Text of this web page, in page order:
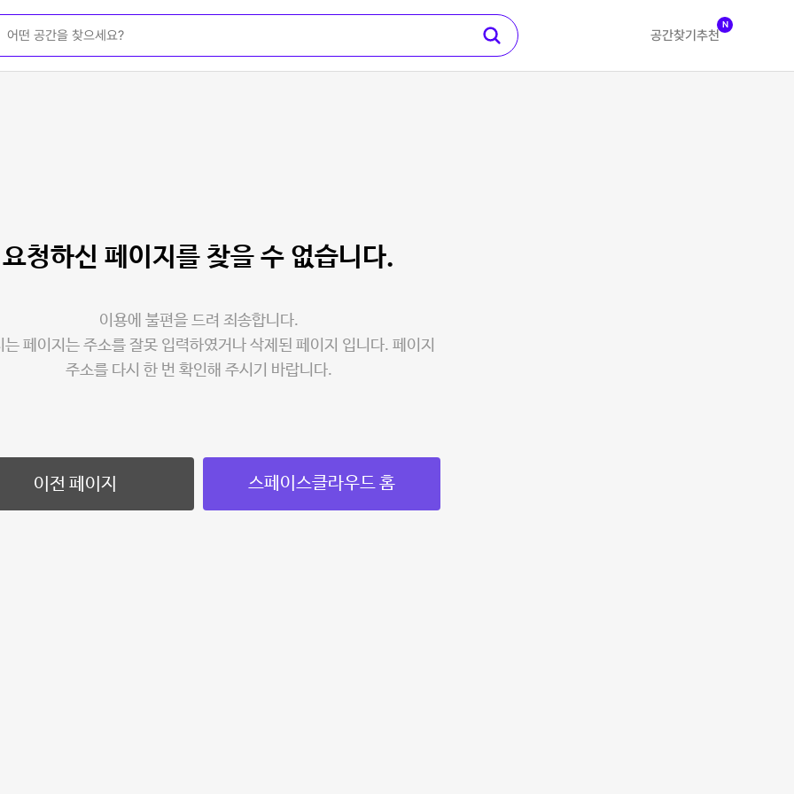
공간찾기 추천
N
요청하신 페이지를 찾을 수 없습니다.
이용에 불편을 드려 죄송합니다.
는 페이지는 주소를 잘못 입력하였거나 삭제된 페이지 입니다. 페이지
주소를 다시 한 번 확인해 주시기 바랍니다.
이전 페이지 스페이스클라우드 홈